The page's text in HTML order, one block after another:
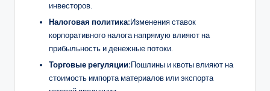
инвесторов.
Налоговая политика:Изменения ставок
корпоративного налога напрямую влияют на
прибыльность и денежные потоки.
Торговые регуляции:Пошлины и квоты влияют на
стоимость импорта материалов или экспорта